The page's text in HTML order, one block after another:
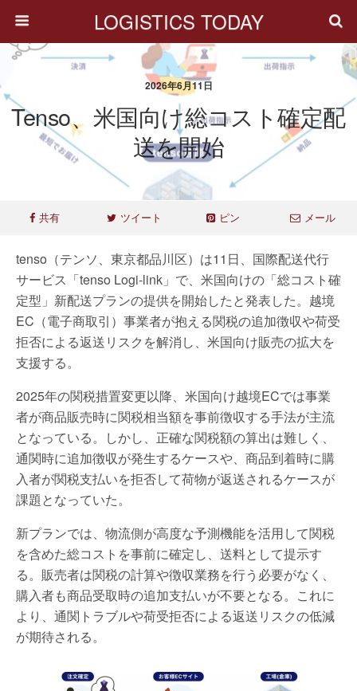
LOGISTICS TODAY
2026年6月11日
Tenso、米国向け総コスト確定配
送を開始
共有 ツイート ピン メール
tenso（テンソ、東京都品川区）は11日、国際配送代行
サービス「tenso Logi-link」で、米国向けの「総コスト確
定型」新配送プランの提供を開始したと発表した。越境
EC（電子商取引）事業者が抱える関税の追加徴収や荷受
拒否による返送リスクを解消し、米国向け販売の拡大を
支援する。
2025年の関税措置変更以降、米国向け越境ECでは事業
者が商品販売時に関税相当額を事前徴収する手法が主流
となっている。しかし、正確な関税額の算出は難しく、
通関時に追加徴収が発生するケースや、商品到着時に購
入者が関税支払いを拒否して荷物が返送されるケースが
課題となっていた。
新プランでは、物流側が高度な予測機能を活用して関税
を含めた総コストを事前に確定し、送料として提示す
る。販売者は関税の計算や徴収業務を行う必要がなく、
購入者も商品受取時の追加支払いが不要となる。これに
より、通関トラブルや荷受拒否による返送リスクの低減
が期待される。